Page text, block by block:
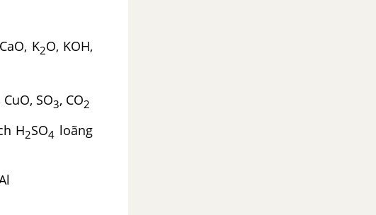
K2O, KOH,
CuO, SO3, CO2
H2SO4 loãng
Fe, Al